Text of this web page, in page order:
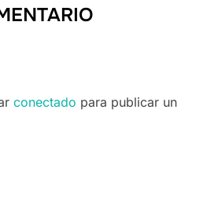
conectado para publicar un